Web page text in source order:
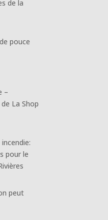
de la
pouce
–
La Shop
pour le
peut